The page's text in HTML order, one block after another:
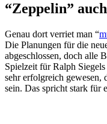
“Zeppelin”
Genau dort verriet man “
Die Planungen für die
abgeschlossen, doch alle
Spielzeit für Ralph
sehr erfolgreich gewesen,
sein. Das spricht stark für